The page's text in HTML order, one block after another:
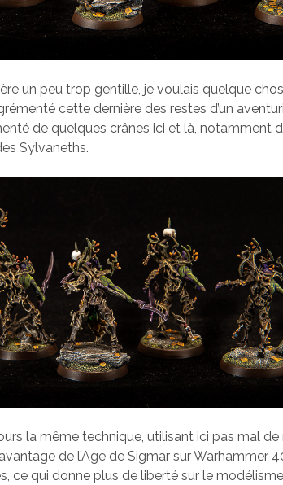
un peu trop gentille, je voulais quelque
cette dernière des restes d’un
de quelques crânes ici et là, notamment
Sylvaneths.
la même technique, utilisant ici pas mal
de l’Age de Sigmar sur Warhammer
ce qui donne plus de liberté sur le